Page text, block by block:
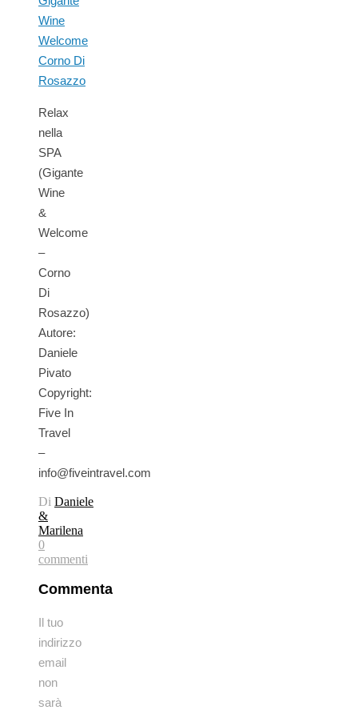
Relax
nella
SPA
(Gigante
Wine
&
Welcome
–
Corno
Di
Rosazzo)
Autore:
Daniele
Pivato
Copyright:
Five In
Travel
–
info@fiveintravel.com
Di Daniele
&
Marilena
0
commenti
Commenta
Il tuo
indirizzo
email
non
sarà